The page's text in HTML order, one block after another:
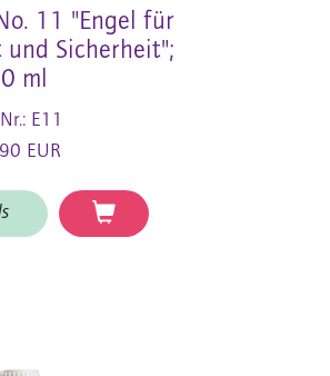
11 "Engel für
und Sicherheit";
ml
E11
EUR